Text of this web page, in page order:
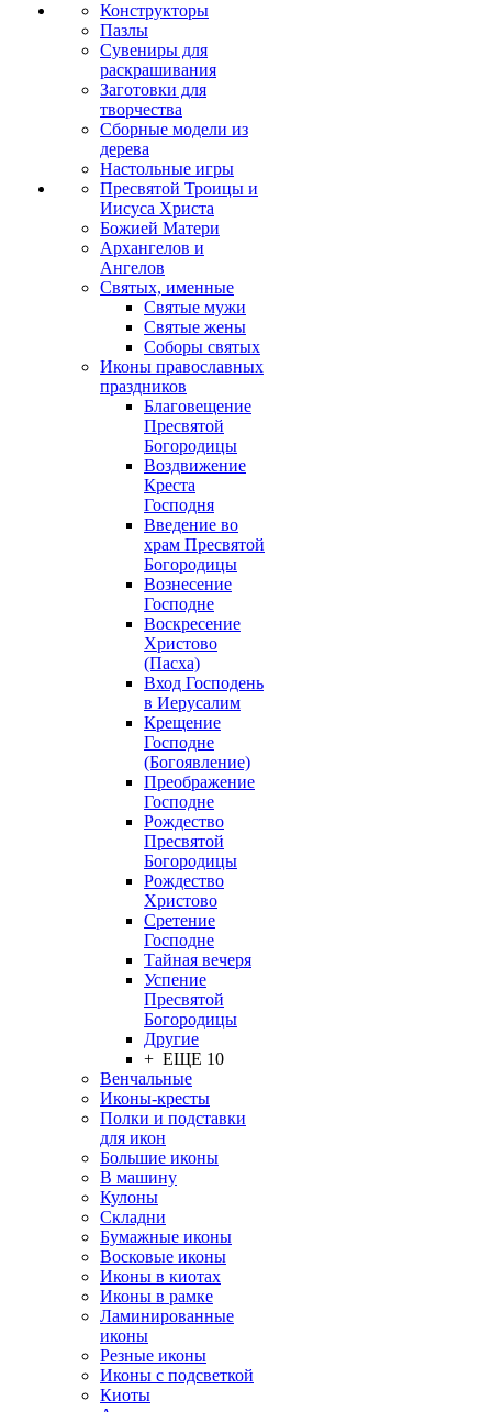
Конструкторы
Пазлы
Сувениры для
раскрашивания
Заготовки для
творчества
Сборные модели из
дерева
Настольные игры
Пресвятой Троицы и
Иисуса Христа
Божией Матери
Архангелов и
Ангелов
Святых, именные
Святые мужи
Святые жены
Соборы святых
Иконы православных
праздников
Благовещение
Пресвятой
Богородицы
Воздвижение
Креста
Господня
Введение во
храм Пресвятой
Богородицы
Вознесение
Господне
Воскресение
Христово
(Пасха)
Вход Господень
в Иерусалим
Крещение
Господне
(Богоявление)
Преображение
Господне
Рождество
Пресвятой
Богородицы
Рождество
Христово
Сретение
Господне
Тайная вечеря
Успение
Пресвятой
Богородицы
Другие
+ ЕЩЕ 10
Венчальные
Иконы-кресты
Полки и подставки
для икон
Большие иконы
В машину
Кулоны
Складни
Бумажные иконы
Восковые иконы
Иконы в киотах
Иконы в рамке
Ламинированные
иконы
Резные иконы
Иконы с подсветкой
Киоты